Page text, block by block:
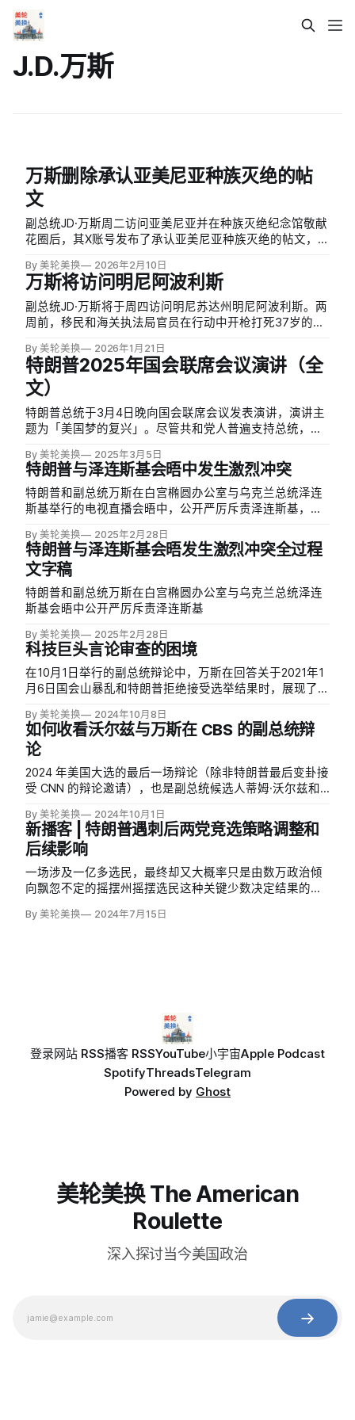
J.D.万斯
万斯删除承认亚美尼亚种族灭绝的帖
文
副总统JD·万斯周二访问亚美尼亚并在种族灭绝纪念馆敬献
花圈后，其X账号发布了承认亚美尼亚种族灭绝的帖文，但
美尼亚种族灭绝的受害者」，使用了「种族灭绝」
（genocide）一词，这与特朗普政府的官方政策相悖。
By 美轮美换 2026年2月10日
万斯将访问明尼阿波利斯
副总统JD·万斯将于周四访问明尼苏达州明尼阿波利斯。两
周前，移民和海关执法局官员在行动中开枪打死37岁的雷
称开枪合理，但明尼苏达州州长蒂姆·沃尔茨（Tim Walz）
和明尼阿波利斯市长雅各布·弗雷（Jacob…
By 美轮美换 2026年1月21日
特朗普2025年国会联席会议演讲（全
文）
特朗普总统于3月4日晚向国会联席会议发表演讲，演讲主
题为「美国梦的复兴」。尽管共和党人普遍支持总统，但
内分歧。特朗普与3月3日宣布暂停对乌克兰的军事援助，
引发部分共和党人担忧，同一天对墨西哥和加拿大实施的
25%关税也导致市场波动…
By 美轮美换 2025年3月5日
特朗普与泽连斯基会晤中发生激烈冲突
特朗普和副总统万斯在白宫椭圆办公室与乌克兰总统泽连
斯基举行的电视直播会晤中，公开严厉斥责泽连斯基，并
史上罕见的公开冲突不仅导致原定活动取消，还可能引发
美国对乌援助政策的重大转变，同时引起欧洲盟国的强烈
反应。
By 美轮美换 2025年2月28日
特朗普与泽连斯基会晤发生激烈冲突全过程
文字稿
特朗普和副总统万斯在白宫椭圆办公室与乌克兰总统泽连
斯基会晤中公开严厉斥责泽连斯基
By 美轮美换 2025年2月28日
科技巨头言论审查的困境
在10月1日举行的副总统辩论中，万斯在回答关于2021年1
月6日国会山暴乱和特朗普拒绝接受选举结果时，展现了极
话题转移到了民主党和科技巨头进行言论审查上。
By 美轮美换 2024年10月8日
如何收看沃尔兹与万斯在 CBS 的副总统辩
论
2024 年美国大选的最后一场辩论（除非特朗普最后变卦接
受 CNN 的辩论邀请），也是副总统候选人蒂姆·沃尔兹和
9 点（北京时间 10 月 2 日早 9 点）在 CBS 的纽约市演播
室举行。
By 美轮美换 2024年10月1日
新播客 | 特朗普遇刺后两党竞选策略调整和
后续影响
一场涉及一亿多选民，最终却又大概率只是由数万政治倾
向飘忽不定的摇摆州摇摆选民这种关键少数决定结果的大
By 美轮美换 2024年7月15日
登录网站 RSS播客 RSSYouTube小宇宙Apple Podcast
SpotifyThreadsTelegram
Powered by Ghost
美轮美换 The American
Roulette
深入探讨当今美国政治